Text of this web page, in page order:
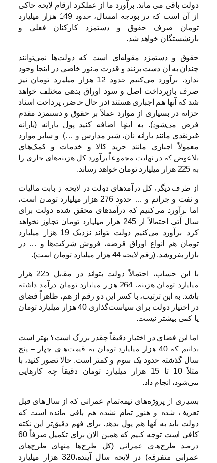
دولت باقی می‌ ماند. برآورد ما از عملکرد ارقام لایحه حاکی
از آن است که در بودجه امسال، حدود 149 هزار میلیارد
تومان صرف حقوق و دستمزد کارکنان فعلی و
بازنشستگان خواهد شد.
حقوق و دستمزد مقوله‌ای است که دولت‌ها نمی‌توانند
چندان به آن دست بزنند و قدرت مانور خاصی در اینجا وجود
ندارد. برآورد می‌کنیم حدود 12 هزار میلیارد تومان نیز
صرف بازپرداخت اصل و سود اوراق بدهی مختلف خواهد
شد که آنها هم اجباری هستند (در حال حاضر، پرداخت اسناد
خزانه در بسیاری از موارد عملاً بر حقوق و دستمزد مقدم
فرض می‌شود). به اینها اضافه کنید پول یارانه (یارانه
غیرنقدی مانند یارانه نان، شیر مدارس و …) و سایر موارد
معمولاً اجباری مانند خرید کالا و خدمات و کمک‌های
بلاعوض که در نهایت مجموعاً برآورد کل هزینه‌های جاری را
به 225 هزار میلیارد تومان خواهد رساند.
از طرف دیگر، کل درآمدهای دولت در لایحه از بابت مالیات
و نفت و جرائم و … حدود 276 هزار میلیارد تومان است،
اما برآورد می‌کنیم که درآمدهای محقق شده دولت برای
سال آتی احتمالاً از 245 هزار میلیارد تومان تجاوز نخواهد
کرد. برآورد می‌کنیم دولت بتواند نزدیک 19 هزار میلیارد
تومان هم انواع اوراق قرضه، فروش شرکت‌ها و … در
بازار بفروشد. (رقم لایحه 44 هزار میلیارد تومان است).
با این حساب، احتمالاً دولت بتواند در مقابل 225 هزار
میلیارد تومان هزینه، 264 هزار میلیارد تومان درآمد داشته
باشد. به این ترتیب، با کسر این دو رقم از هم، ظاهراً فضای
در اختیار دولت برای سیاست‌گذاری 40 هزار میلیارد تومان
یا کمی بیشتر نیست.
اما این فضای در اختیار دقیقاً چقدر بزرگ است؟ بهتر است
بدانیم که 40 هزار میلیارد تومان به قیمت‌های چهار – پنج
سال گذشته حدود یک سوم و کمتر است. حالا تصور کنید، با
مثلاً 10 تا 15 هزار میلیارد تومان دقیقاً چه کارهایی
می‌شود، انجام داد.
بسیاری از پروژه‌های نیمه‌تمام عمرانی که از سال‌های قبل
تعریف شده و هنوز تمام نشده هم باقی مانده است که
دولت باید به آنها هم پول بدهد. برای فهم دقیق‌تر این نکته
کافی است توجه کنیم که همین الان برای تکمیل صرفاً 60
درصد طرح‌های عمرانی (کل طرح‌ها منهای طرح‌های
عمرانی متفرقه) در لایحه سال آینده،‌320 هزار میلیارد